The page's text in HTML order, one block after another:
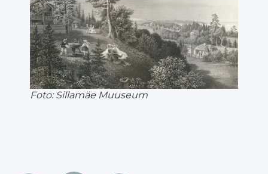
Foto: Sillamäe Muuseum